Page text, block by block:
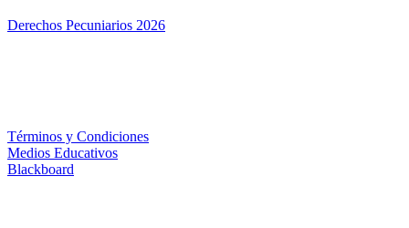
Derechos Pecuniarios 2026
Términos y Condiciones
Medios Educativos
Blackboard